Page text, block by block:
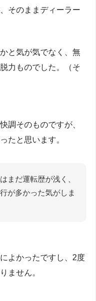
そのままディーラー
と気が気でなく、無
力ものでした。（そ
調そのものですが、
たと思います。
まだ運転歴が浅く、
が多かった気がしま
よかったですし、2度
ません。